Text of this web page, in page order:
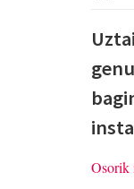
Osorik